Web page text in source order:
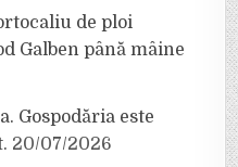
de ploi
Galben până mâine
Gospodăria este
20/07/2026